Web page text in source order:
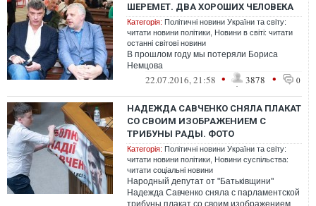
ШЕРЕМЕТ. ДВА ХОРОШИХ ЧЕЛОВЕКА
Категорія: Політичні новини України та світу:
читати новини політики Новини в світі: читати
останні світові новини
В прошлом году мы потеряли Бориса
Немцова
22.07.2016, 21:58 • 3878 • 0
НАДЕЖДА САВЧЕНКО СНЯЛА ПЛАКАТ
СО СВОИМ ИЗОБРАЖЕНИЕМ С
ТРИБУНЫ РАДЫ. ФОТО
Категорія: Політичні новини України та світу:
читати новини політики Новини суспільства:
читати соціальні новини
Народный депутат от "Батьківщини"
Надежда Савченко сняла с парламентской
трибуны плакат со своим изображением.